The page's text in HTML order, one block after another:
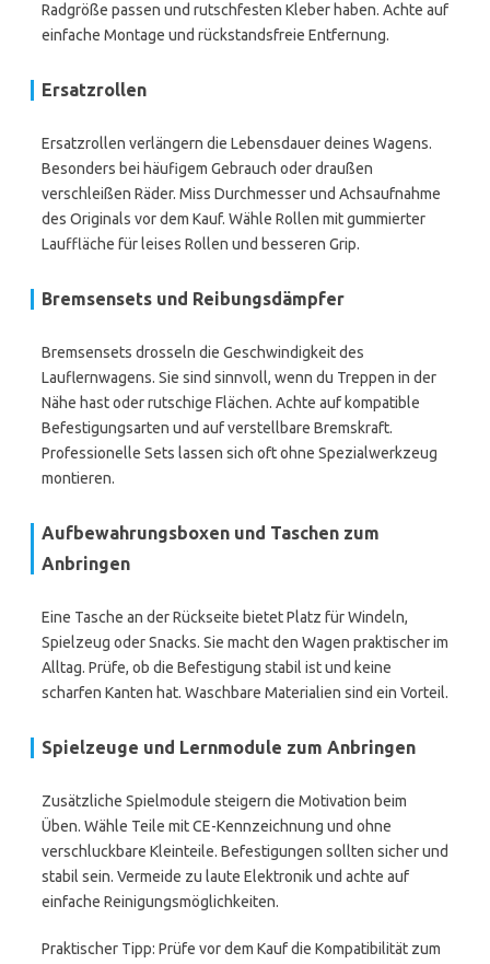
Radgröße passen und rutschfesten Kleber haben. Achte auf
einfache Montage und rückstandsfreie Entfernung.
Ersatzrollen
Ersatzrollen verlängern die Lebensdauer deines Wagens.
Besonders bei häufigem Gebrauch oder draußen
verschleißen Räder. Miss Durchmesser und Achsaufnahme
des Originals vor dem Kauf. Wähle Rollen mit gummierter
Lauffläche für leises Rollen und besseren Grip.
Bremsensets und Reibungsdämpfer
Bremsensets drosseln die Geschwindigkeit des
Lauflernwagens. Sie sind sinnvoll, wenn du Treppen in der
Nähe hast oder rutschige Flächen. Achte auf kompatible
Befestigungsarten und auf verstellbare Bremskraft.
Professionelle Sets lassen sich oft ohne Spezialwerkzeug
montieren.
Aufbewahrungsboxen und Taschen zum
Anbringen
Eine Tasche an der Rückseite bietet Platz für Windeln,
Spielzeug oder Snacks. Sie macht den Wagen praktischer im
Alltag. Prüfe, ob die Befestigung stabil ist und keine
scharfen Kanten hat. Waschbare Materialien sind ein Vorteil.
Spielzeuge und Lernmodule zum Anbringen
Zusätzliche Spielmodule steigern die Motivation beim
Üben. Wähle Teile mit CE-Kennzeichnung und ohne
verschluckbare Kleinteile. Befestigungen sollten sicher und
stabil sein. Vermeide zu laute Elektronik und achte auf
einfache Reinigungsmöglichkeiten.
Praktischer Tipp: Prüfe vor dem Kauf die Kompatibilität zum